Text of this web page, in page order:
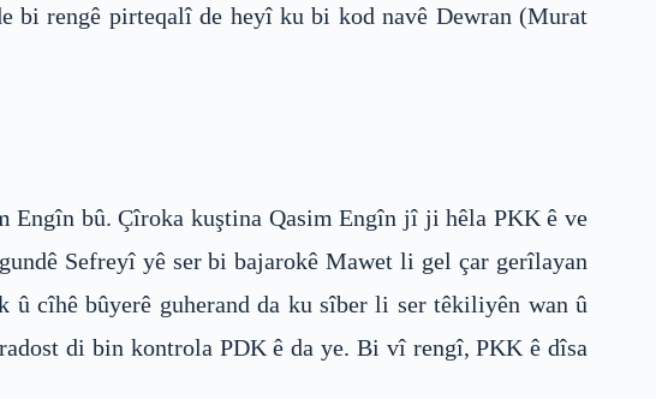
bi rengê pirteqalî de heyî ku bi kod navê Dewran (Murat
Engîn bû. Çîroka kuştina Qasim Engîn jî ji hêla PKK ê ve
Sefreyî yê ser bi bajarokê Mawet li gel çar gerîlayan
cîhê bûyerê guherand da ku sîber li ser têkiliyên wan û
di bin kontrola PDK ê da ye. Bi vî rengî, PKK ê dîsa